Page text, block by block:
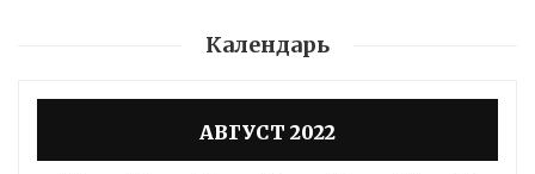
Календарь
АВГУСТ 2022